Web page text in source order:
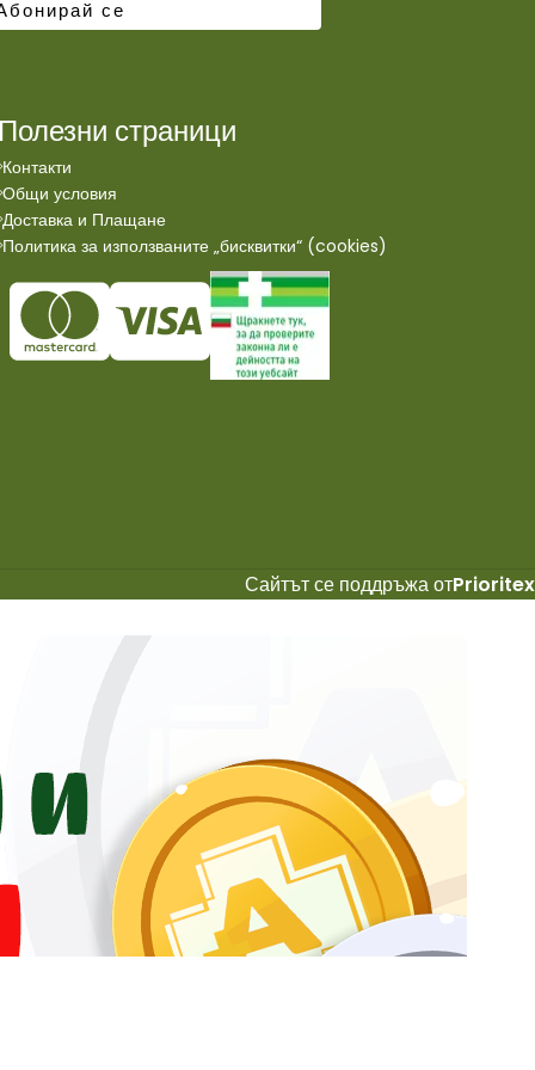
страници
Контакти
Общи условия
Доставка и Плащане
Политика за използваните „бисквитки“ (cookies)
Сайтът се поддръжа отPrioritex